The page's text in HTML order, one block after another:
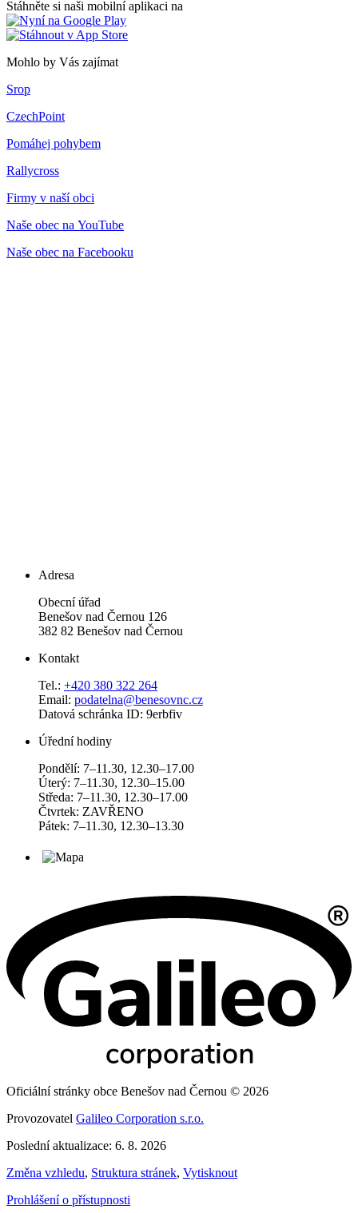
Stáhněte si naši mobilní aplikaci na
Mohlo by Vás zajímat
Srop
CzechPoint
Pomáhej pohybem
Rallycross
Firmy v naší obci
Naše obec na YouTube
Naše obec na Facebooku
Adresa
Obecní úřad
Benešov nad Černou 126
382 82 Benešov nad Černou
Kontakt
Tel.: +420 380 322 264
Email: podatelna@benesovnc.cz
Datová schránka ID: 9erbfiv
Úřední hodiny
Pondělí: 7–11.30, 12.30–17.00
Úterý: 7–11.30, 12.30–15.00
Středa: 7–11.30, 12.30–17.00
Čtvrtek: ZAVŘENO
Pátek: 7–11.30, 12.30–13.30
Oficiální stránky obce Benešov nad Černou © 2026
Provozovatel Galileo Corporation s.r.o.
Poslední aktualizace: 6. 8. 2026
Změna vzhledu, Struktura stránek, Vytisknout
Prohlášení o přístupnosti